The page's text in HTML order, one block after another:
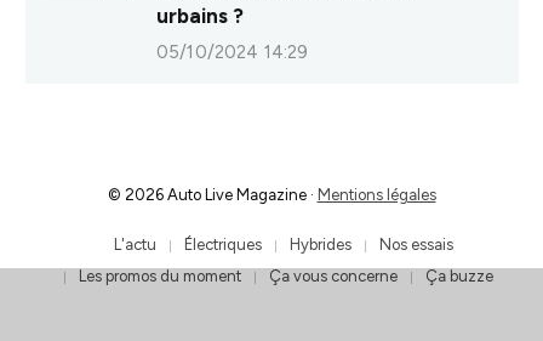
urbains ?
05/10/2024 14:29
© 2026 Auto Live Magazine · Mentions légales
L'actu Électriques Hybrides
Nos essais
Les promos du moment
Ça vous concerne Ça buzze